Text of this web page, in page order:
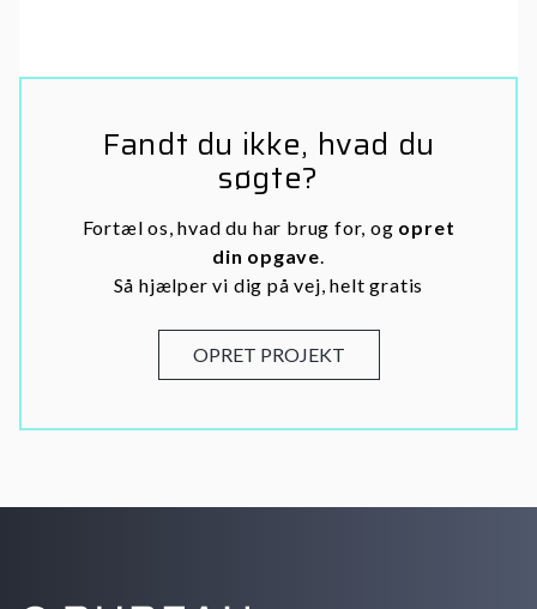
Fandt du ikke, hvad du
søgte?
Fortæl os, hvad du har brug for, og opret
din opgave
Så hjælper vi dig på vej, helt gratis
OPRET PROJEKT